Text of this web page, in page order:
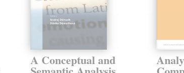
A Conceptual and